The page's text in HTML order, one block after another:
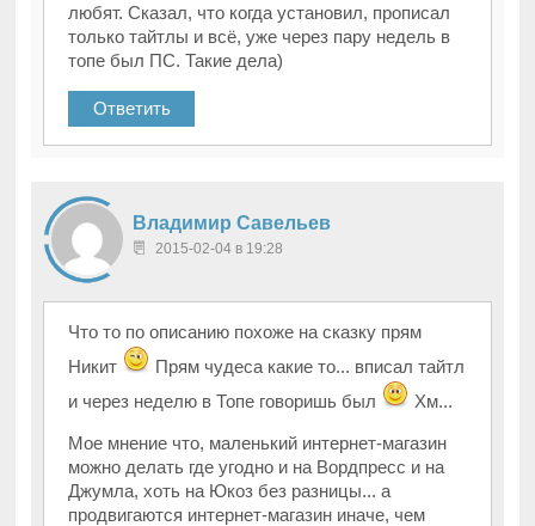
любят. Сказал, что когда установил, прописал
только тайтлы и всё, уже через пару недель в
топе был ПС. Такие дела)
Ответить
Владимир Савельев
2015-02-04 в 19:28
Что то по описанию похоже на сказку прям
Никит
Прям чудеса какие то... вписал тайтл
и через неделю в Топе говоришь был
Хм...
Мое мнение что, маленький интернет-магазин
можно делать где угодно и на Вордпресс и на
Джумла, хоть на Юкоз без разницы... а
продвигаются интернет-магазин иначе, чем